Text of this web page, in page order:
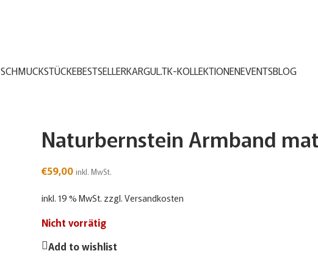
SCHMUCKSTÜCKEBESTSELLERKARGUL.TK-KOLLEKTIONENEVENTSBLOG
Naturbernstein Armband
€59,00 inkl. MwSt.
inkl. 19 % MwSt. zzgl.Versandkosten
Nicht vorrätig
Add to wishlist